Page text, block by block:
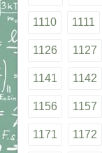
1110 1111
1126 1127
1141 1142
1156 1157
1171 1172